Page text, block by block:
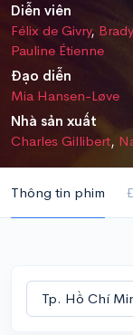
Diễn viên
Félix de Givry,
Pauline Étienne
Đạo diễn
Mia Hansen-Løve
Nhà sản xuất
Charles Gillibert,
Thông tin phim